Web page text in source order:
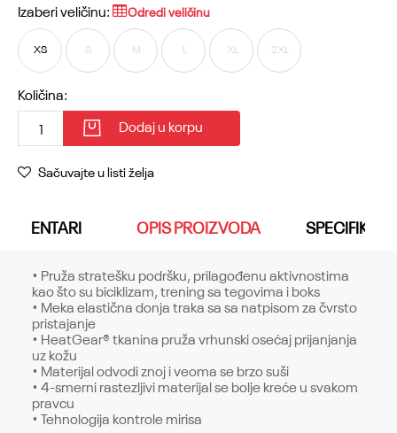
Izaberi veličinu: Odredi veličinu
XS S M L XL 2XL
Količina:
Dodaj u korpu
Sačuvajte u listi želja
OPIS PROIZVODA
• Pruža stratešku podršku, prilagođenu aktivnostima
kao što su biciklizam, trening sa tegovima i boks
• Meka elastična donja traka sa sa natpisom za čvrsto
pristajanje
• HeatGear® tkanina pruža vrhunski osećaj prijanjanja
uz kožu
• Materijal odvodi znoj i veoma se brzo suši
• 4-smerni rastezljivi materijal se bolje kreće u svakom
pravcu
• Tehnologija kontrole mirisa